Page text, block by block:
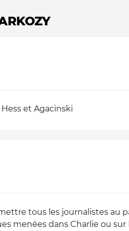
et Agacinski
tous les journalistes au
menées dans Charlie ou